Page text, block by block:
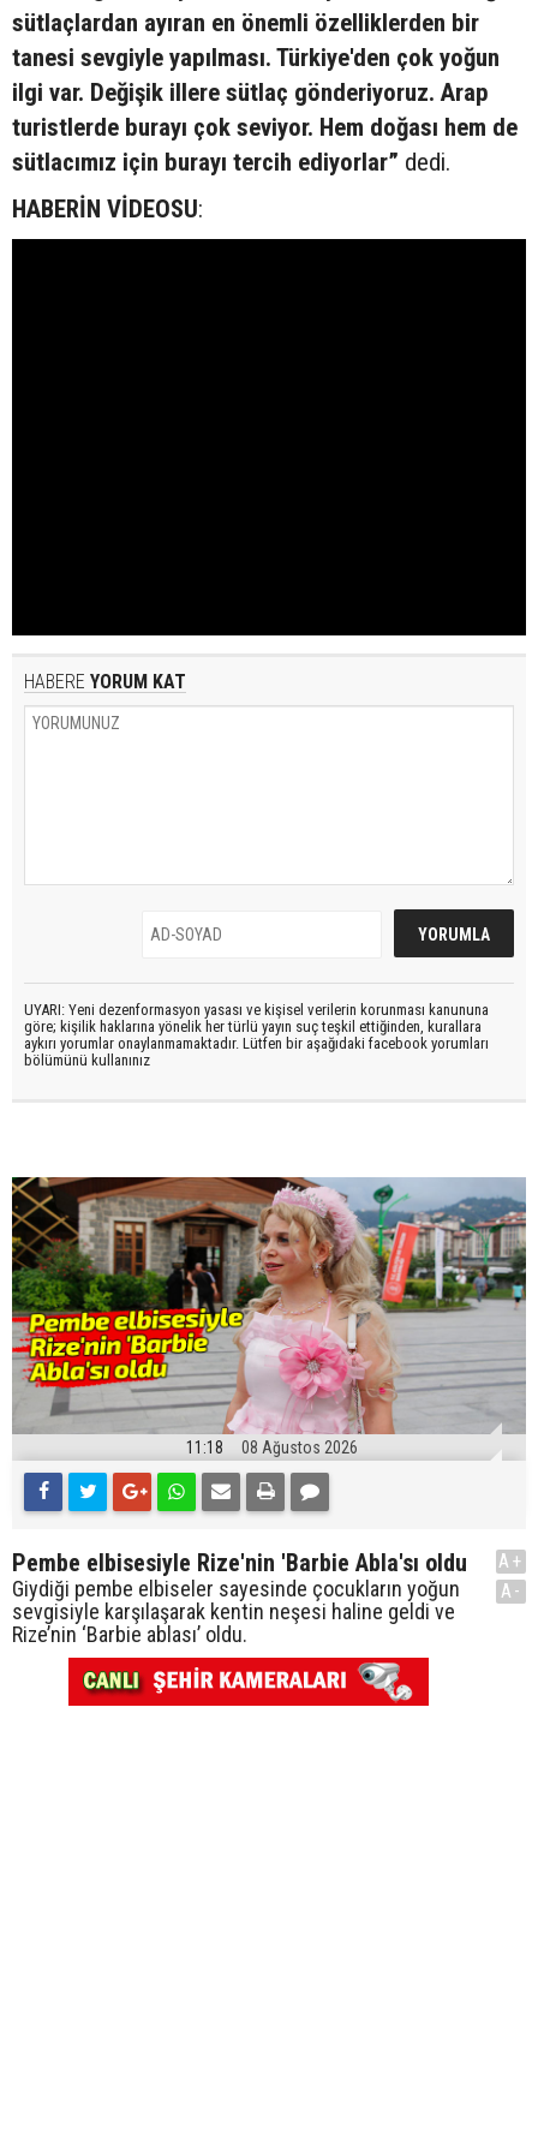
sütlaçlardan ayıran en önemli özelliklerden bir
tanesi sevgiyle yapılması. Türkiye'den çok yoğun
ilgi var. Değişik illere sütlaç gönderiyoruz. Arap
turistlerde burayı çok seviyor. Hem doğası hem de
sütlacımız için burayı tercih ediyorlar” dedi.
HABERİN VİDEOSU:
HABERE YORUM KAT
UYARI: Yeni dezenformasyon yasası ve kişisel verilerin korunması kanununa
göre; kişilik haklarına yönelik her türlü yayın suç teşkil ettiğinden, kurallara
aykırı yorumlar onaylanmamaktadır. Lütfen bir aşağıdaki facebook yorumları
bölümünü kullanınız
11:18 08 Ağustos 2026
Pembe elbisesiyle Rize'nin 'Barbie Abla'sı oldu
Giydiği pembe elbiseler sayesinde çocukların yoğun
sevgisiyle karşılaşarak kentin neşesi haline geldi ve
Rize’nin ‘Barbie ablası’ oldu.
A+
A-